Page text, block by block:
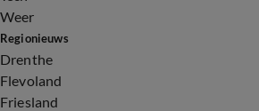
Weer
Regionieuws
Drenthe
Flevoland
Friesland